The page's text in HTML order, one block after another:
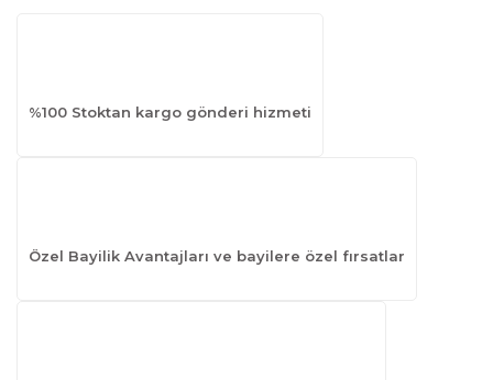
%100 Stoktan kargo gönderi hizmeti
Özel Bayilik Avantajları ve bayilere özel fırsatlar